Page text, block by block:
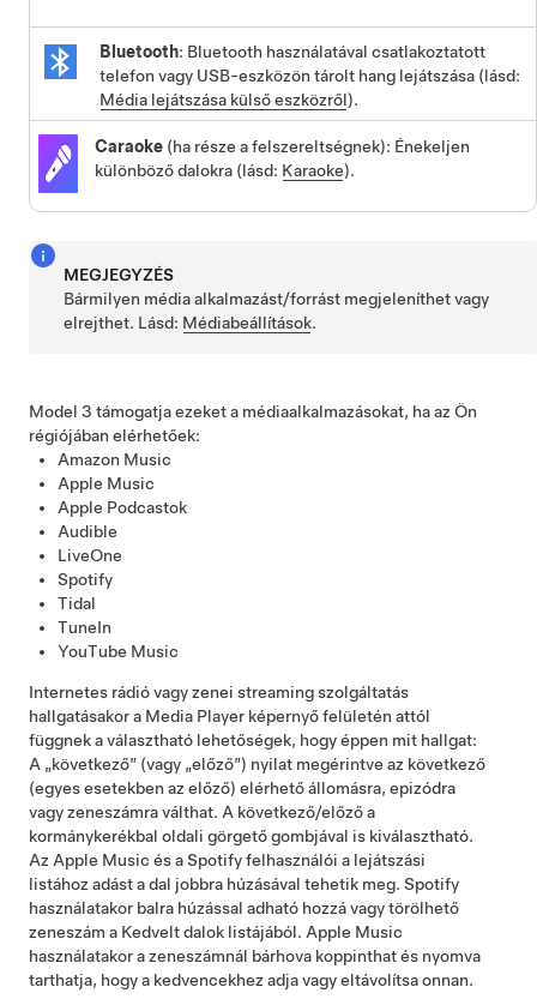
Bluetooth: Bluetooth használatával csatlakoztatott
telefon vagy USB-eszközön tárolt hang lejátszása (lásd:
Média lejátszása külső eszközről).
Caraoke (ha része a felszereltségnek): Énekeljen
különböző dalokra (lásd: Karaoke).
MEGJEGYZÉS
Bármilyen média alkalmazást/forrást megjeleníthet vagy
elrejthet. Lásd: Médiabeállítások.
Model 3 támogatja ezeket a médiaalkalmazásokat, ha az Ön
régiójában elérhetőek:
Amazon Music
Apple Music
Apple Podcastok
Audible
LiveOne
Spotify
Tidal
TuneIn
YouTube Music
Internetes rádió vagy zenei streaming szolgáltatás
hallgatásakor a Media Player képernyő felületén attól
függnek a választható lehetőségek, hogy éppen mit hallgat:
A „következő” (vagy „előző”) nyilat megérintve az következő
(egyes esetekben az előző) elérhető állomásra, epizódra
vagy zeneszámra válthat. A következő/előző a
kormánykerékbal oldali görgető gombjával is kiválasztható.
Az Apple Music és a Spotify felhasználói a lejátszási
listához adást a dal jobbra húzásával tehetik meg. Spotify
használatakor balra húzással adható hozzá vagy törölhető
zeneszám a Kedvelt dalok listájából. Apple Music
használatakor a zeneszámnál bárhova koppinthat és nyomva
tarthatja, hogy a kedvencekhez adja vagy eltávolítsa onnan.